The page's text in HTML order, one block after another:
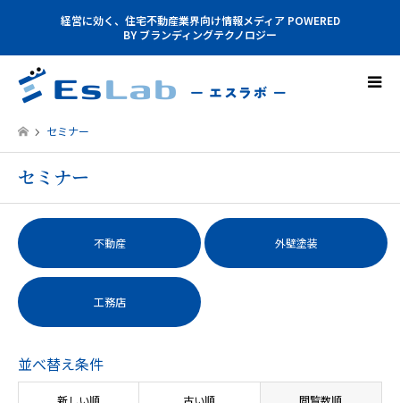
経営に効く、住宅不動産業界向け情報メディア POWERED
BY ブランディングテクノロジー
セミナー
セミナー
不動産 外壁塗装
工務店
並べ替え条件
新しい順 古い順 閲覧数順